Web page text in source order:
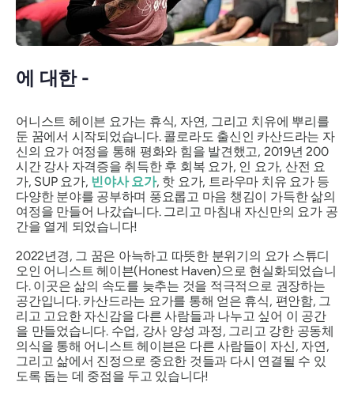
에 대한 -
어니스트 헤이븐 요가는 휴식, 자연, 그리고 치유에 뿌리를
둔 꿈에서 시작되었습니다. 콜로라도 출신인 카산드라는 자
신의 요가 여정을 통해 평화와 힘을 발견했고, 2019년 200
시간 강사 자격증을 취득한 후 회복 요가, 인 요가, 산전 요
가, SUP 요가, 빈야사 요가, 핫 요가, 트라우마 치유 요가 등
다양한 분야를 공부하며 풍요롭고 마음 챙김이 가득한 삶의
여정을 만들어 나갔습니다. 그리고 마침내 자신만의 요가 공
간을 열게 되었습니다!
2022년경, 그 꿈은 아늑하고 따뜻한 분위기의 요가 스튜디
오인 어니스트 헤이븐(Honest Haven)으로 현실화되었습니
다. 이곳은 삶의 속도를 늦추는 것을 적극적으로 권장하는
공간입니다. 카산드라는 요가를 통해 얻은 휴식, 편안함, 그
리고 고요한 자신감을 다른 사람들과 나누고 싶어 이 공간
을 만들었습니다. 수업, 강사 양성 과정, 그리고 강한 공동체
의식을 통해 어니스트 헤이븐은 다른 사람들이 자신, 자연,
그리고 삶에서 진정으로 중요한 것들과 다시 연결될 수 있
도록 돕는 데 중점을 두고 있습니다!